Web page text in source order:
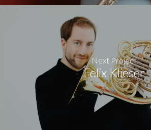
Next Project
Felix Klieser